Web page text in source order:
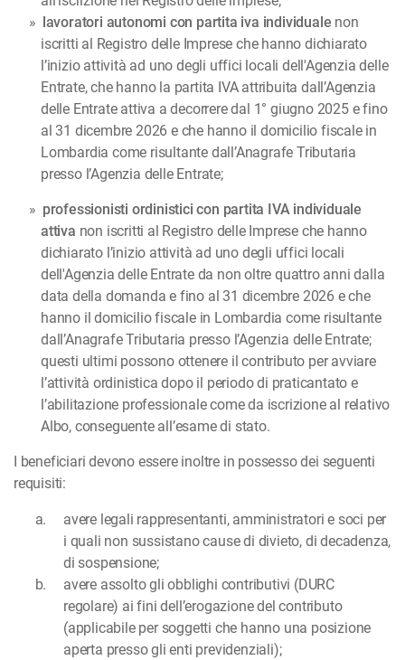
lavoratori autonomi con partita iva individuale non
iscritti al Registro delle Imprese che hanno dichiarato
l’inizio attività ad uno degli uffici locali dell'Agenzia delle
Entrate, che hanno la partita IVA attribuita dall’Agenzia
delle Entrate attiva a decorrere dal 1° giugno 2025 e fino
al 31 dicembre 2026 e che hanno il domicilio fiscale in
Lombardia come risultante dall’Anagrafe Tributaria
presso l’Agenzia delle Entrate;
professionisti ordinistici con partita IVA individuale
attiva non iscritti al Registro delle Imprese che hanno
dichiarato l’inizio attività ad uno degli uffici locali
dell'Agenzia delle Entrate da non oltre quattro anni dalla
data della domanda e fino al 31 dicembre 2026 e che
hanno il domicilio fiscale in Lombardia come risultante
dall’Anagrafe Tributaria presso l’Agenzia delle Entrate;
questi ultimi possono ottenere il contributo per avviare
l’attività ordinistica dopo il periodo di praticantato e
l’abilitazione professionale come da iscrizione al relativo
Albo, conseguente all’esame di stato.
I beneficiari devono essere inoltre in possesso dei seguenti
requisiti:
avere legali rappresentanti, amministratori e soci per
i quali non sussistano cause di divieto, di decadenza,
di sospensione;
avere assolto gli obblighi contributivi (DURC
regolare) ai fini dell’erogazione del contributo
(applicabile per soggetti che hanno una posizione
aperta presso gli enti previdenziali);